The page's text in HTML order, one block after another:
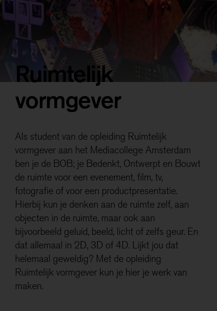
Ruimtelijk
vormgever
Als student van de opleiding Ruimtelijk
vormgever aan het Mediacollege Amsterdam
ben je de BOB; je Bedenkt, Ontwerpt en Bouwt
de ruimte voor een evenement, film, tv,
fotografie of voor een productpresentatie.
Hierbij kun je denken aan de ruimte zelf, aan
objecten in de ruimte, maar ook aan
bijvoorbeeld geluid, beeld, licht of zelfs geur. En
dat allemaal in 2D, 3D of 4D. Lijkt jou dat
helemaal geweldig? Met de opleiding
Ruimtelijk vormgever kun je hier je werk van
maken.
kunnen meten en we je werving en voorlichting
kunnen bieden.
Analytische cookies
Deze niet-anonieme cookies stellen ons in staat om
gegevens over u te verzamelen, zodat we het gebruik
van de website kunnen meten en deze kunnen
Als je onderdelen uitzet, werken sommige functies
aanpassen.
Meer informatie
Alles accepteren